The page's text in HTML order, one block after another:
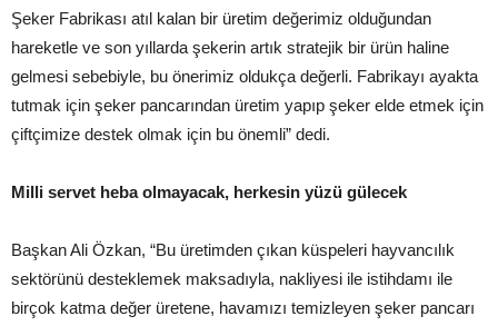
Şeker Fabrikası atıl kalan bir üretim değerimiz olduğundan
hareketle ve son yıllarda şekerin artık stratejik bir ürün haline
gelmesi sebebiyle, bu önerimiz oldukça değerli. Fabrikayı ayakta
tutmak için şeker pancarından üretim yapıp şeker elde etmek için
çiftçimize destek olmak için bu önemli” dedi.
Milli servet heba olmayacak, herkesin yüzü gülecek
Başkan Ali Özkan, “Bu üretimden çıkan küspeleri hayvancılık
sektörünü desteklemek maksadıyla, nakliyesi ile istihdamı ile
birçok katma değer üretene, havamızı temizleyen şeker pancarı